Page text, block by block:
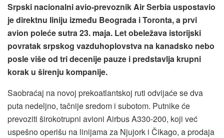
Srpski nacionalni avio-prevoznik Air Serbia uspostavio
je direktnu liniju između Beograda i Toronta, a prvi
avion poleće sutra 23. maja. Let obeležava istorijski
povratak srpskog vazduhoplovstva na kanadsko nebo
posle više od tri decenije pauze i predstavlja krupni
korak u širenju kompanije.
Saobraćaj na novoj prekoatlantskoj ruti odvijaće se dva
puta nedeljno, tačnije sredom i subotom. Putnike će
prevoziti širokotrupni avioni Airbus A330-200, koji već
uspešno operišu na linijama za Njujork i Čikago, a prodaja